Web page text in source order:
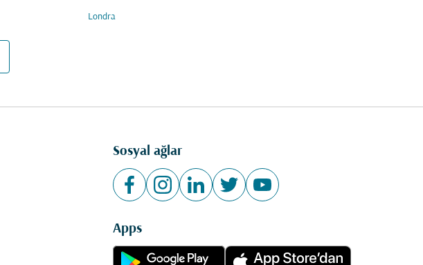
Londra
Sosyal ağlar
Apps